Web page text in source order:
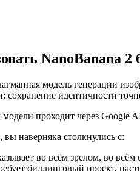
NanoBanana 2
модель генерации
сохранение идентичности
проходит через Google
наверняка столкнулись с:
во всём зрелом, во
биллинговый проект,